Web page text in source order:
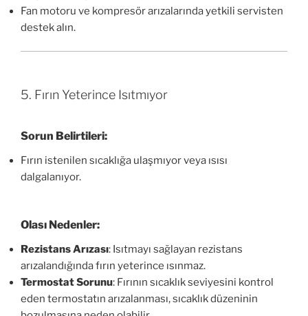
Fan motoru ve kompresör arızalarında yetkili servisten
destek alın.
5. Fırın Yeterince Isıtmıyor
Sorun Belirtileri:
Fırın istenilen sıcaklığa ulaşmıyor veya ısısı
dalgalanıyor.
Olası Nedenler:
Rezistans Arızası: Isıtmayı sağlayan rezistans
arızalandığında fırın yeterince ısınmaz.
Termostat Sorunu: Fırının sıcaklık seviyesini kontrol
eden termostatın arızalanması, sıcaklık düzeninin